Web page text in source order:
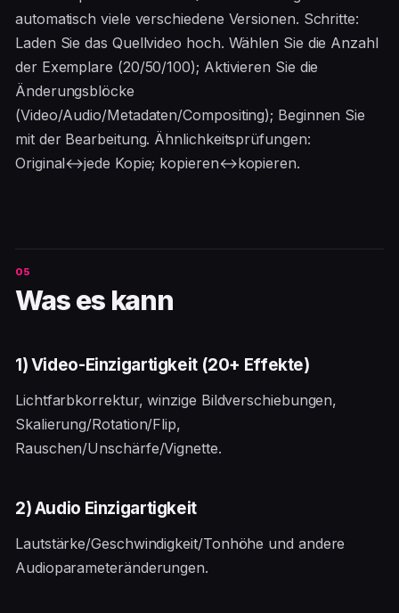
automatisch viele verschiedene Versionen. Schritte:
Laden Sie das Quellvideo hoch. Wählen Sie die Anzahl
der Exemplare (20/50/100); Aktivieren Sie die
Änderungsblöcke
(Video/Audio/Metadaten/Compositing); Beginnen Sie
mit der Bearbeitung. Ähnlichkeitsprüfungen:
Original↔jede Kopie; kopieren↔kopieren.
Was es kann
1) Video-Einzigartigkeit (20+ Effekte)
Lichtfarbkorrektur, winzige Bildverschiebungen,
Skalierung/Rotation/Flip,
Rauschen/Unschärfe/Vignette.
2) Audio Einzigartigkeit
Lautstärke/Geschwindigkeit/Tonhöhe und andere
Audioparameteränderungen.